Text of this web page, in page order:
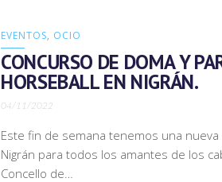
EVENTOS, OCIO
CONCURSO DE DOMA Y
HORSEBALL EN NIGRÁN.
04/11/2022
Este fin de semana tenemos una nueva
Nigrán para todos los amantes de los
Concello de…